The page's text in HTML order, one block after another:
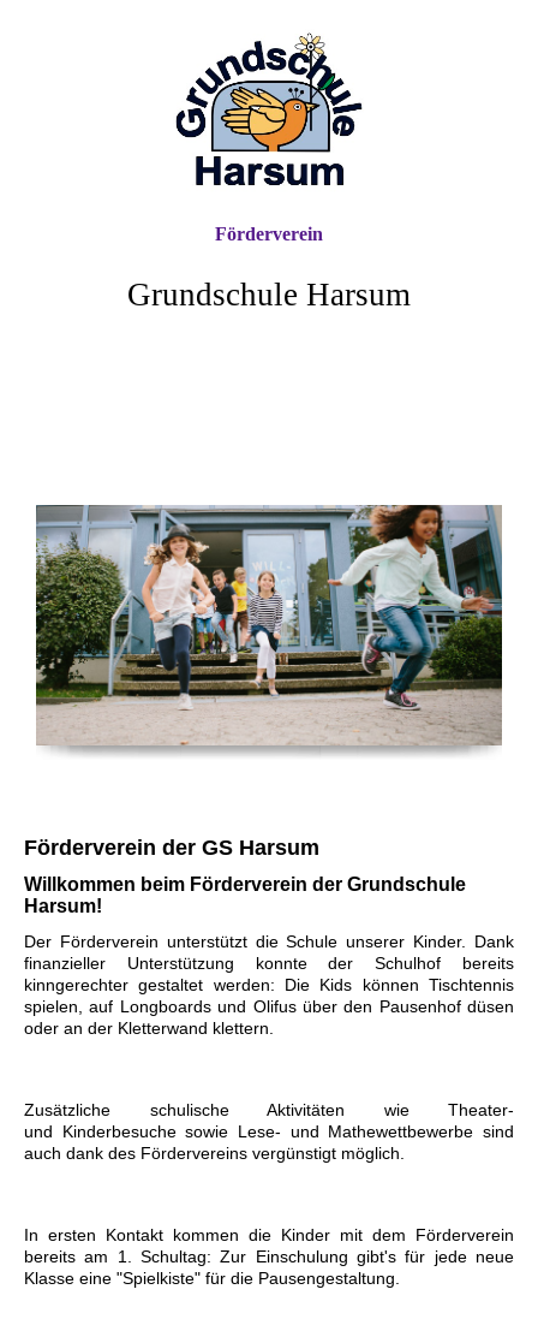
Grundschule Harsum
Förderverein
Förderverein der GS Harsum
Willkommen beim Förderverein der Grundschule
Harsum!
Der Förderverein unterstützt die Schule unserer Kinder. Dank
finanzieller Unterstützung konnte der Schulhof bereits
kinngerechter gestaltet werden: Die Kids können Tischtennis
spielen, auf Longboards und Olifus über den Pausenhof düsen
oder an der Kletterwand klettern.
Zusätzliche schulische Aktivitäten wie Theater-
und Kinderbesuche sowie Lese- und Mathewettbewerbe sind
auch dank des Fördervereins vergünstigt möglich.
In ersten Kontakt kommen die Kinder mit dem Förderverein
bereits am 1. Schultag: Zur Einschulung gibt's für jede neue
Klasse eine "Spielkiste" für die Pausengestaltung.